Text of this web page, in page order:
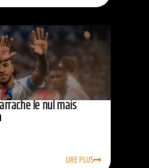
arrache le nul mais
LIRE PLUS